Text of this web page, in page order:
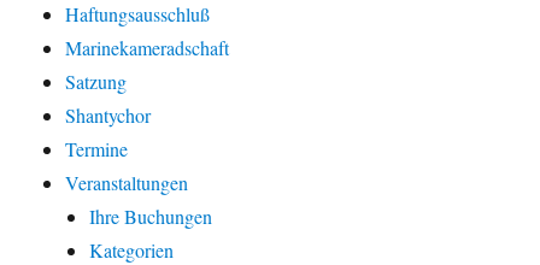
Haftungsausschluß
Marinekameradschaft
Satzung
Shantychor
Termine
Veranstaltungen
Ihre Buchungen
Kategorien